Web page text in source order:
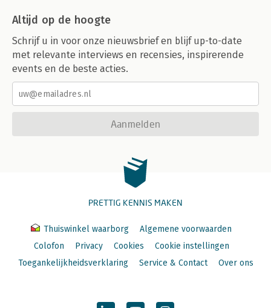
Altijd op de hoogte
Schrijf u in voor onze nieuwsbrief en blijf up-to-date
met relevante interviews en recensies, inspirerende
events en de beste acties.
Aanmelden
PRETTIG KENNIS MAKEN
Thuiswinkel waarborg
Algemene voorwaarden
Colofon
Privacy Cookies
Cookie instellingen
Toegankelijkheidsverklaring
Service & Contact Over ons